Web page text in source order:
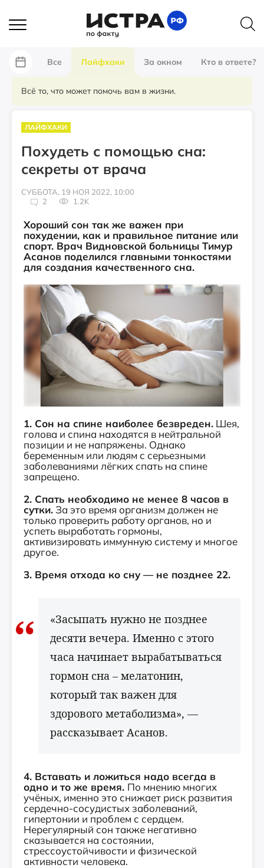
Все Лайфхаки За окном Кто в ответе?
Всё то, что может помочь вам в жизни.
ЛАЙФХАКИ
Похудеть с помощью сна:
секреты от врача
СУББОТА, 19 НОЯ 2022, 10:00
2
1.2K
Хороший сон так же важен при
похудении, как и правильное питание или
спорт. Врач Видновской больницы Тимур
Асанов поделился главными тонкостями
для создания качественного сна.
1. Сон на спине наиболее безвреден. Шея,
голова и спина находятся в нейтральной
позиции и не напряжены. Однако
беременным или людям с серьезными
заболеваниями лёгких спать на спине
запрещено.
2. Спать необходимо не менее 8 часов в
сутки.За это время организм должен не
только проверить работу органов, но и
успеть выработать гормоны,
активизировать иммунную систему и многое
другое.
3. Время отхода ко сну — не позднее 22.
«Засыпать нужно не позднее
десяти вечера. Именно с этого
часа начинает вырабатываться
гормон сна – мелатонин,
который так важен для
здорового метаболизма», —
рассказывает Асанов.
4. Вставать и ложиться надо всегда в
одно и то же время. По мнению многих
учёных, именно это снижает риск развития
сердечно-сосудистых заболеваний,
гипертонии и проблем с сердцем.
Нерегулярный сон также негативно
сказывается на состоянии,
стрессоустойчивости и физической
активности человека.